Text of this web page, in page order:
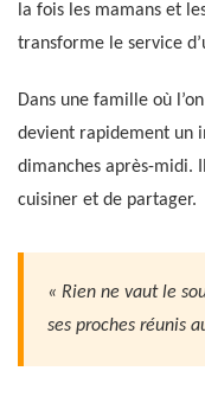
la fois les mamans et
transforme le service
Dans une famille où
devient rapidement un
dimanches après-midi.
cuisiner et de partager.
« Rien ne vaut le
ses proches réunis